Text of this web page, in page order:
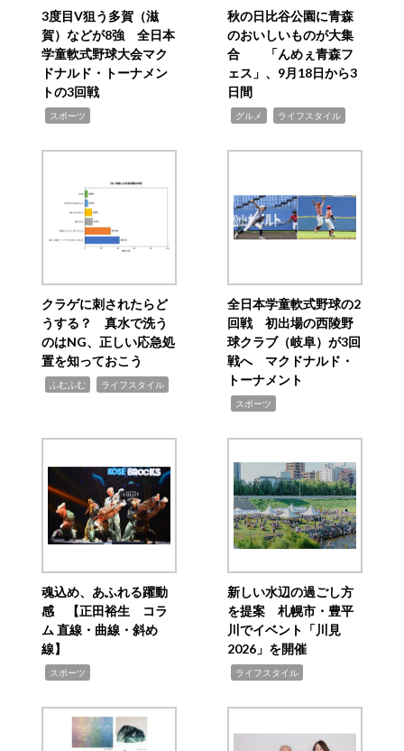
3度目V狙う多賀（滋
賀）などが8強 全日本
学童軟式野球大会マク
ドナルド・トーナメン
トの3回戦
スポーツ
秋の日比谷公園に青森
のおいしいものが大集
合 「んめぇ青森フ
ェス」、9月18日から3
日間
グルメ ライフスタイル
クラゲに刺されたらど
うする？ 真水で洗う
のはNG、正しい応急処
置を知っておこう
ふむふむ ライフスタイル
全日本学童軟式野球の2
回戦 初出場の西陵野
球クラブ（岐阜）が3回
戦へ マクドナルド・
トーナメント
スポーツ
魂込め、あふれる躍動
感 【正田裕生 コラ
ム 直線・曲線・斜め
線】
スポーツ
新しい水辺の過ごし方
を提案 札幌市・豊平
川でイベント「川見
2026」を開催
ライフスタイル